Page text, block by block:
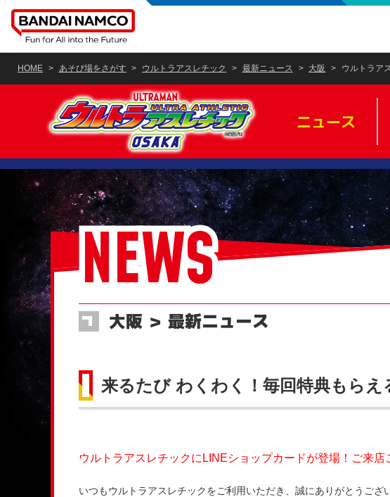
HOME あそび場をさがす ウルトラアスレチック 最新ニュース 大阪 ウルトラア
ニュース
NEWS
大阪 ＞ 最新ニュース
来るたび わくわく！毎回特典もら
ウルトラアスレチックにLINEショップカードが登場！ご来店
いつもウルトラアスレチックをご利用いただき、誠にありがとうござ